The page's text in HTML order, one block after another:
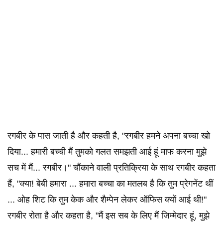
रगबीर के पास जाती है और कहती है, "रगबीर हमने अपना बच्चा खो
दिया... हमारी बच्ची मैं तुमको गलत समझती आई हूं माफ करना मुझे
सच में मैं... रगबीर।" चौंकाने वाली प्रतिक्रिया के साथ रगबीर कहता
हैं, "क्या! बेबी हमारा ... हमारा बच्चा का मतलब है कि तुम प्रेगनेंट थीं
... ओह शिट कि तुम केक और शैम्पेन लेकर ऑफिस क्यों आई थी!"
रगबीर रोता है और कहता है, "मैं इस सब के लिए मैं जिम्मेदार हूं, मुझे